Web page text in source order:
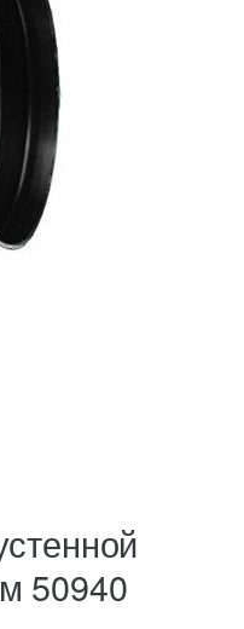
50940